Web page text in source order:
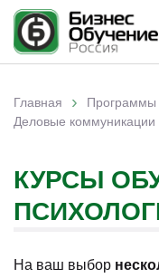
Вы здесь
Главная › Программы
Деловые коммуникации
КУРСЫ
На ваш выбор